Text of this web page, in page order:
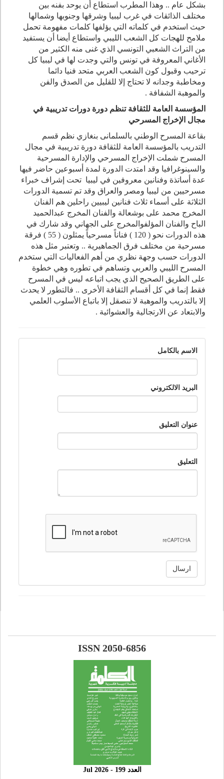
بشكل عام .. وهذا المطرب استطاع أن يوحد بفنه بين
مختلف الذائقات في غرب ليبيا وشرقها وجنوبها وشمالها
حيث استخدم في كلماته التي يؤلفها كلمات مفهومة تحمل
ملامح للهجات كل الشعب الليبي واستطاع أيضا أن يستفيد
من التراث الشعبي التونسي الذي غنى منه الكثير من
الأغاني المعروفة في تونس والتي وجدت لها في ليبيا كل
ترحيب وقبول كون الشعب العربي متحد فنيا دائما
ومخاطبة وجدانه لا تحتاج إلا للقليل من الصدق والفن
والموهبة الشفافة .
المؤسسة العامة للثقافة تنظم دورة دورات تدريبية في
مجال الإخراج المسرحي
بقاعة المسرح الوطني بالسلمانى بنغازي نظم قسم
التدريب بالمؤسسة العامة للثقافة دورة تدريبية في مجال
المسرح شملت الإخراج المسرحي والإدارة المسرحية
والسينوغرافيا وقد امتدت الدورة لمدة أسبوعين حاضر فيها
عدة أساتذة وفنانين معروفين في ليبيا تحت إشراف خبراء
مسرحيين من ليبيا ومصر والعراق وقد تم تسمية الدورات
الثلاثة على أسماء ثلاث فنانين ليبيين راحلين هم الفنان
المخرج محمد على بوشعالة والفنان المخرج عبدالحميد
الباح والفنان المؤلفوالمخرج على الجهاني وقد شارك في
هذه الدورات نحو ( 120 ) فناناً مسرحياً يمثلون ( 55 ) فرقة
مسرحية من مختلف فرق الجماهيرية .. وتعتبر مثل هذه
الدورات حسب وجهة نظري من أهم الفعاليات التي ستخدم
المسرح الليبي والعربي وتساهم في تطوره وهي خطوة
على الطريق الصحيح الذي يجب اتباعه ليس في المسرح
فقط إنما في كل أقسام الثقافة الأخرى .. فالتطور لا يحدث
إلا بالتدريب والموهبة لا تنصقل إلا باتباع الأسلوب العلمي
والابتعاد عن الارتجالية والعشوائية .
الاسم بالكامل
البريد الالكتروني
عنوان التعليق
التعليق
ارسال
ISSN 2050-6856
العدد 199 - 2026 Jul